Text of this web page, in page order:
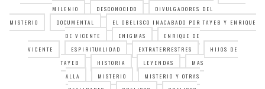
MILENIO
DESCONOCIDO
DIVULGADORES DEL
MISTERIO
DOCUMENTAL
EL OBELISCO INACABADO POR TAYEB Y ENRIQUE
DE VICENTE
ENIGMAS
ENRIQUE DE
VICENTE
ESPIRITUALIDAD EXTRATERRESTRES
HIJOS DE
TAYEB
HISTORIA LEYENDAS
MAS
ALLA
MISTERIO
MISTERIO Y OTRAS